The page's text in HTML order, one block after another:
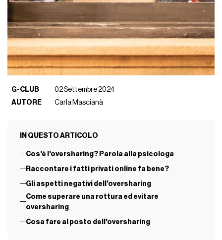
G-CLUB
02 Settembre 2024
AUTORE
Carla Mascianà
IN QUESTO ARTICOLO
Cos'è l'oversharing? Parola alla psicologa
Raccontare i fatti privati online fa bene?
Gli aspetti negativi dell'oversharing
Come superare una rottura ed evitare
oversharing
Cosa fare al posto dell'oversharing